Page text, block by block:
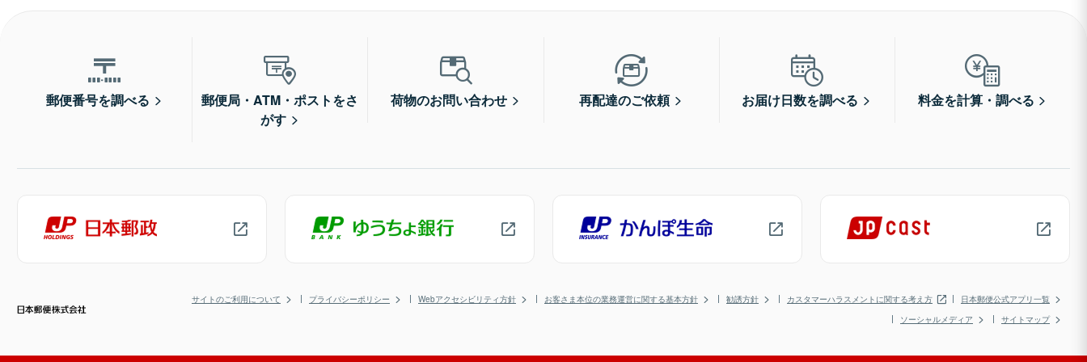
郵便番号を調べる
郵便局・ATM・ポストをさ
がす
荷物のお問い合わせ 再配達のご依頼 お届け日数を調べる 料金を計算・調べる
サイトのご利用について プライバシーポリシー Webアクセシビリティ方針 お客さま本位の業務運営に関する基本方針 勧誘方針 カスタマーハラスメントに関する考え方
日本郵便公式アプリ一覧
ソーシャルメディア
サイトマップ